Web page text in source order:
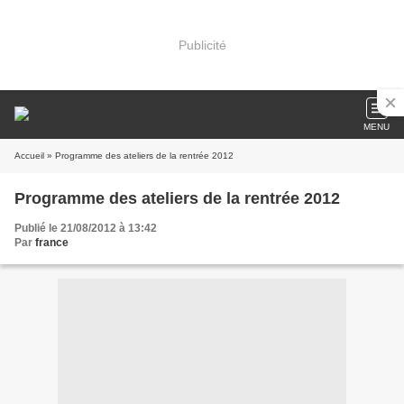
Publicité
MENU
Accueil » Programme des ateliers de la rentrée 2012
Programme des ateliers de la rentrée 2012
Publié le 21/08/2012 à 13:42
Par france